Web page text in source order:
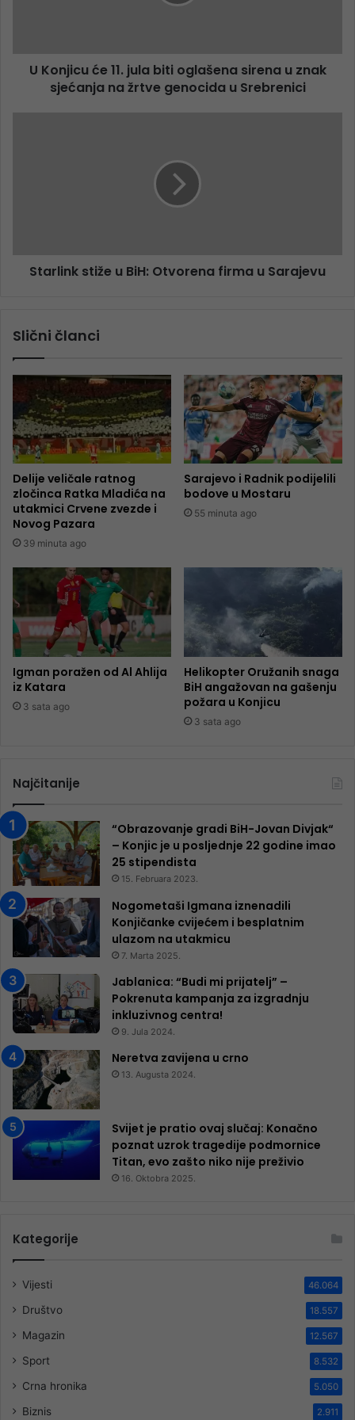
U Konjicu će 11. jula biti oglašena sirena u znak
sjećanja na žrtve genocida u Srebrenici
Starlink stiže u BiH: Otvorena firma u Sarajevu
Slični članci
Delije veličale ratnog
zločinca Ratka Mladića na
utakmici Crvene zvezde i
Novog Pazara
39 minuta ago
Sarajevo i Radnik podijelili
bodove u Mostaru
55 minuta ago
Igman poražen od Al Ahlija
iz Katara
3 sata ago
Helikopter Oružanih snaga
BiH angažovan na gašenju
požara u Konjicu
3 sata ago
Najčitanije
“Obrazovanje gradi BiH-Jovan Divjak“
– Konjic je u posljednje 22 godine imao
25 ​​stipendista
15. Februara 2023.
Nogometaši Igmana iznenadili
Konjičanke cvijećem i besplatnim
ulazom na utakmicu
7. Marta 2025.
Jablanica: “Budi mi prijatelj” –
Pokrenuta kampanja za izgradnju
inkluzivnog centra!
9. Jula 2024.
Neretva zavijena u crno
13. Augusta 2024.
Svijet je pratio ovaj slučaj: Konačno
poznat uzrok tragedije podmornice
Titan, evo zašto niko nije preživio
16. Oktobra 2025.
Kategorije
Vijesti 46.064
Društvo 18.557
Magazin 12.567
Sport 8.532
Crna hronika 5.050
Biznis 2.911